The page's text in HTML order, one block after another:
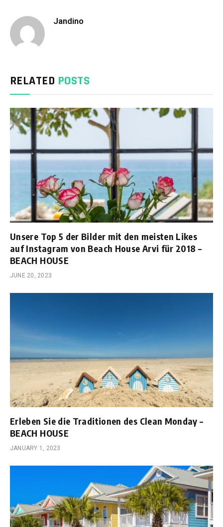
Jandino
RELATED POSTS
Unsere Top 5 der Bilder mit den meisten Likes
auf Instagram von Beach House Arvi für 2018 –
BEACH HOUSE
JUNE 20, 2023
Erleben Sie die Traditionen des Clean Monday –
BEACH HOUSE
JANUARY 1, 2023